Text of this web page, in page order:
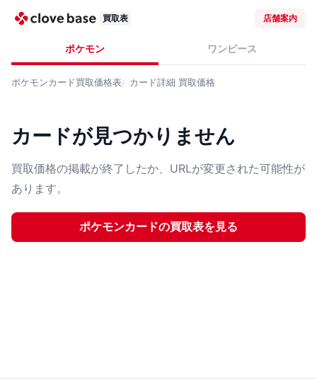
買取表 店舗案内
ポケモン ワンピース
ポケモンカード買取価格表 カード詳細 買取価格
カードが見つかりません
買取価格の掲載が終了したか、URLが変更された可能性が
あります。
ポケモンカードの買取表を見る